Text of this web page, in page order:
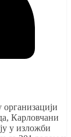
Карловчани
у изложби